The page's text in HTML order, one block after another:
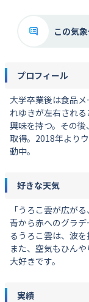
この気
プロフィール
大学卒業後は食品
れゆきが左右され
興味を持つ。その
取得。2018年より
動中。
好きな天気
「うろこ雲が広が
青から赤へのグラ
るうろこ雲は、波を
また、空気もひん
大好きです。
実績